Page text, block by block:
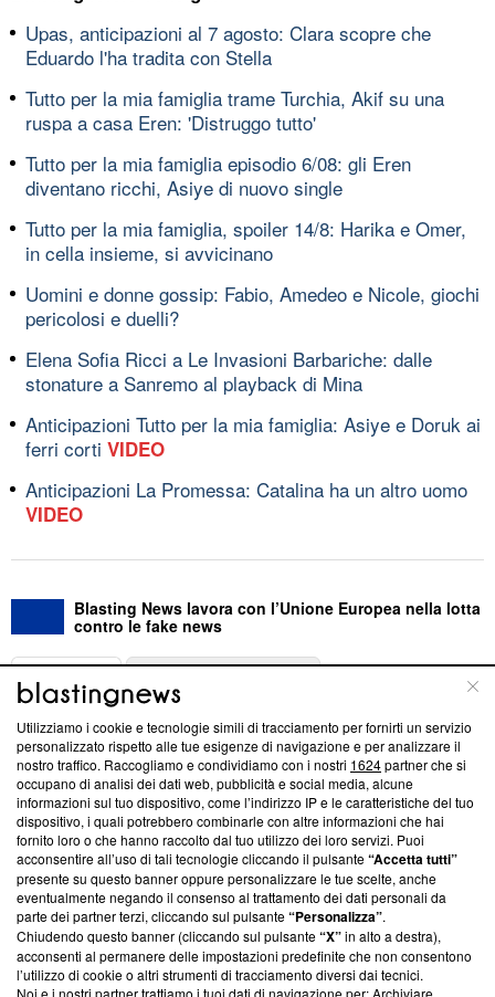
Upas, anticipazioni al 7 agosto: Clara scopre che
Eduardo l'ha tradita con Stella
Tutto per la mia famiglia trame Turchia, Akif su una
ruspa a casa Eren: 'Distruggo tutto'
Tutto per la mia famiglia episodio 6/08: gli Eren
diventano ricchi, Asiye di nuovo single
Tutto per la mia famiglia, spoiler 14/8: Harika e Omer,
in cella insieme, si avvicinano
Uomini e donne gossip: Fabio, Amedeo e Nicole, giochi
pericolosi e duelli?
Elena Sofia Ricci a Le Invasioni Barbariche: dalle
stonature a Sanremo al playback di Mina
Anticipazioni Tutto per la mia famiglia: Asiye e Doruk ai
ferri corti VIDEO
Anticipazioni La Promessa: Catalina ha un altro uomo
VIDEO
Blasting News lavora con l’Unione Europea nella lotta
contro le fake news
ABOUT
Questa sezione offre informazioni trasparenti su Blasting
News, sui nostri processi editoriali e su come ci impegniamo a
creare news di qualità. Inoltre, afferma la nostra aderenza a
‘Trust Project - News with Integrity’Blasting News non è
ancora membro del programma, ma ha richiesto di farne
parte; Trust Project non ha ancora effettuato una verifica di
conformità agli standard.
Su di noi
Team editoriale
Utilizziamo i cookie e tecnologie simili di tracciamento per fornirti un servizio
personalizzato rispetto alle tue esigenze di navigazione e per analizzare il
nostro traffico. Raccogliamo e condividiamo con i nostri 1624partner che si
occupano di analisi dei dati web, pubblicità e social media, alcune
informazioni sul tuo dispositivo, come l’indirizzo IP e le caratteristiche del tuo
dispositivo, i quali potrebbero combinarle con altre informazioni che hai
fornito loro o che hanno raccolto dal tuo utilizzo dei loro servizi. Puoi
acconsentire all’uso di tali tecnologie cliccando il pulsante“Accetta tutti”
presente su questo banner oppure personalizzare le tue scelte, anche
eventualmente negando il consenso al trattamento dei dati personali da
parte dei partner terzi, cliccando sul pulsante“Personalizza”.
Chiudendo questo banner (cliccando sul pulsante“X”in alto a destra),
acconsenti al permanere delle impostazioni predefinite che non consentono
l’utilizzo di cookie o altri strumenti di tracciamento diversi dai tecnici.
Noi e i nostri partner trattiamo i tuoi dati di navigazione per: Archiviare